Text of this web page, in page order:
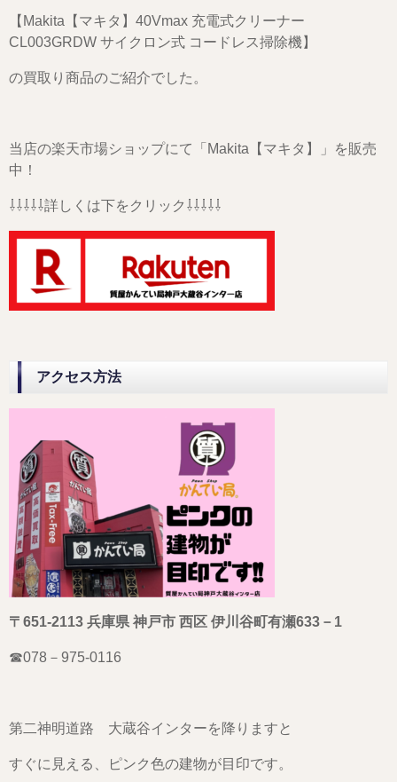
【Makita【マキタ】40Vmax 充電式クリーナー
CL003GRDW サイクロン式 コードレス掃除機】
の買取り商品のご紹介でした。
当店の楽天市場ショップにて「 Makita 【マキタ】」を販売
中！
⇩⇩⇩⇩⇩詳しくは下をクリック⇩⇩⇩⇩⇩
アクセス方法
〒651-2113 兵庫県 神戸市 西区 伊川谷町有瀬633－1
☎078－975-0116
第二神明道路 大蔵谷インターを降りますと
すぐに見える、ピンク色の建物が目印です。